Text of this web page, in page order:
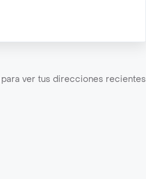
para ver tus direcciones recientes